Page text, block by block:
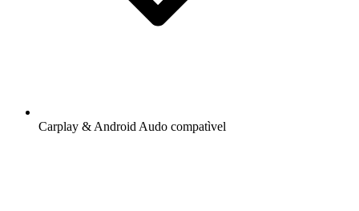
Carplay & Android Audo compatìvel